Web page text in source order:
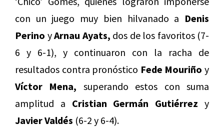
con un juego muy bien hilvanado a Denis
Perino yArnau Ayats, dos de los favoritos (7-
6 y 6-1), y continuaron con la racha de
resultados contra pronóstico Fede Mouriño y
Víctor Mena, superando estos con suma
amplitud a Cristian Germán Gutiérrez y
Javier Valdés (6-2 y 6-4).